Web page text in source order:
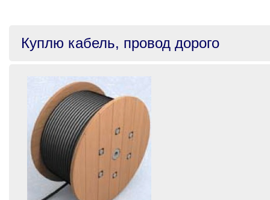
Куплю кабель, провод дорого